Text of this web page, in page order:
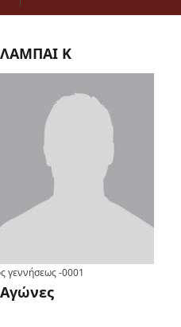
ΛΑΜΠΑΙ Κ
γεννήσεως-0001
Αγώνες